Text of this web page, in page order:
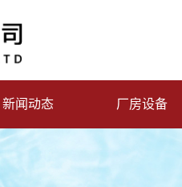
新闻动态 厂房设备